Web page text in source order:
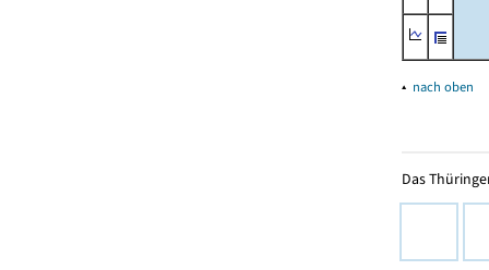
▴ nach oben
Das